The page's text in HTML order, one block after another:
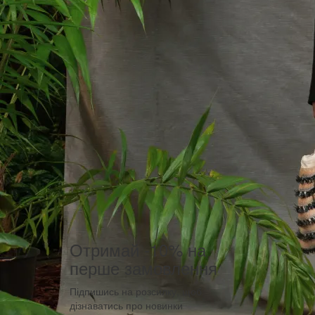
Отримай -10% на
перше замовлення
Підпишись на розсилку, щоб
дізнаватись про новинки